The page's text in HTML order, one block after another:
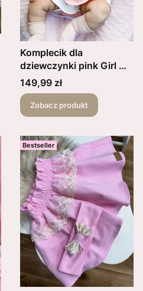
Komplecik dla
dziewczynki pink Girl ->
opaska z kokardką ,body
lub bluzka ,biała
spódniczka z różową
falbanką
Cena
149,99 zł
Zobacz produkt
Bestseller